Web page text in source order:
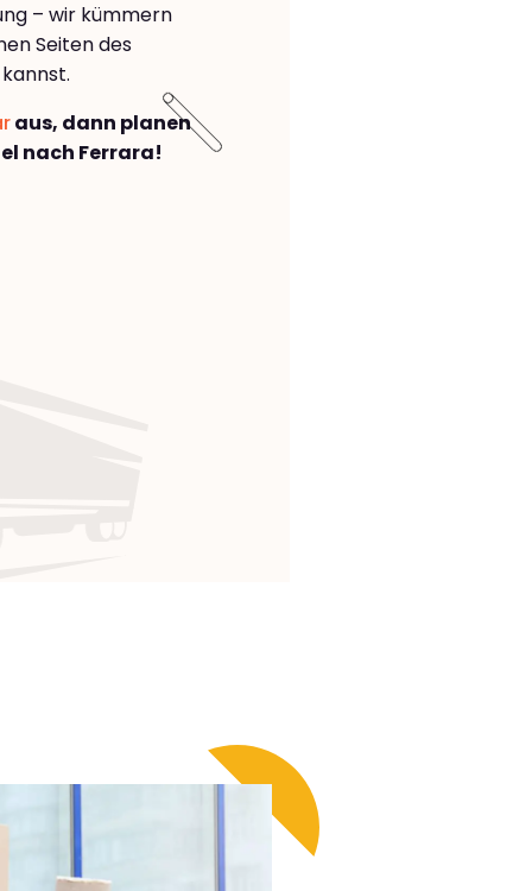
– wir kümmern
Seiten des
aus, dann planen
nach Ferrara!